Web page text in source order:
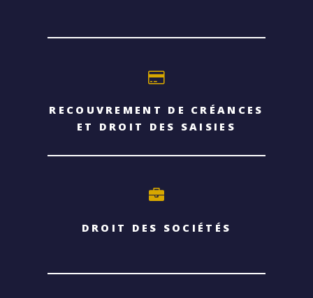
RECOUVREMENT DE CRÉANCES
ET DROIT DES SAISIES
DROIT DES SOCIÉTÉS